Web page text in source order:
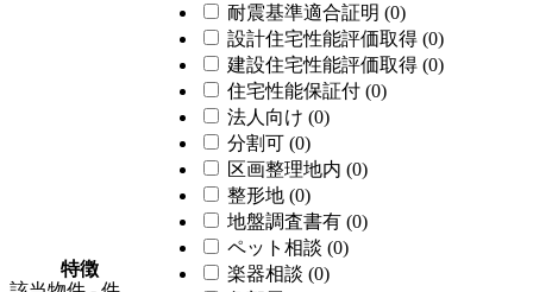
特徴
耐震基準適合証明 (0)
設計住宅性能評価取得 (0)
建設住宅性能評価取得 (0)
住宅性能保証付 (0)
法人向け (0)
分割可 (0)
区画整理地内 (0)
整形地 (0)
地盤調査書有 (0)
ペット相談 (0)
楽器相談 (0)